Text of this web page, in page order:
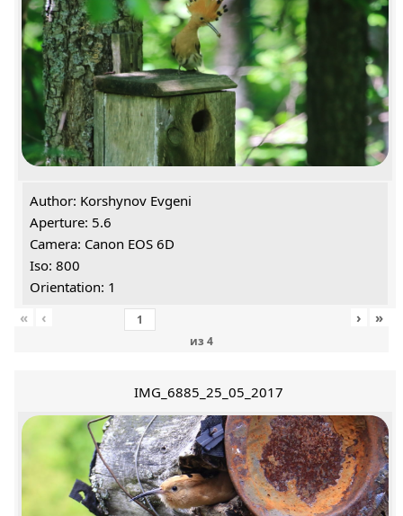
Author: Korshynov Evgeni
Aperture: 5.6
Camera: Canon EOS 6D
Iso: 800
Orientation: 1
«
‹
из 4
› »
IMG_6885_25_05_2017